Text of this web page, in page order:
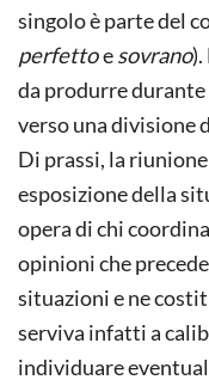
singolo è parte del
perfettoesovrano
da produrre durante
verso una divisione
Di prassi, la
esposizione della
opera di chi
opinioni che
situazioni e ne
serviva infatti a
individuare